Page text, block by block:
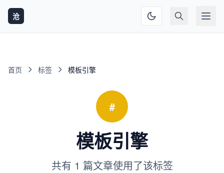
沧
首页 标签 模板引擎
#
模板引擎
共有 1 篇文章使用了该标签